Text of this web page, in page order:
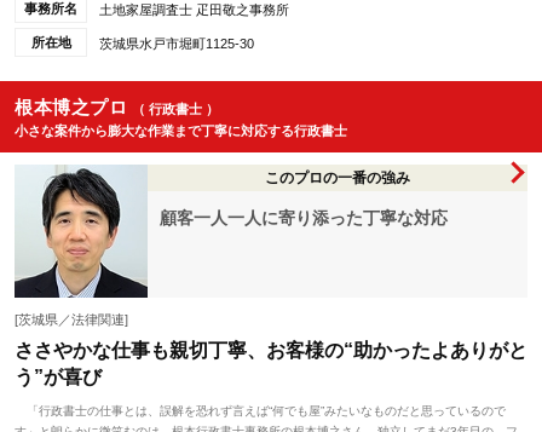
事務所名 土地家屋調査士 疋田敬之事務所
所在地 茨城県水戸市堀町1125-30
根本博之プロ
（ 行政書士 ）
小さな案件から膨大な作業まで丁寧に対応する行政書士
このプロの一番の強み
顧客一人一人に寄り添った丁寧な対応
[茨城県／法律関連]
ささやかな仕事も親切丁寧、お客様の“助かったよありがと
う”が喜び
「行政書士の仕事とは、誤解を恐れず言えば“何でも屋”みたいなものだと思っているので